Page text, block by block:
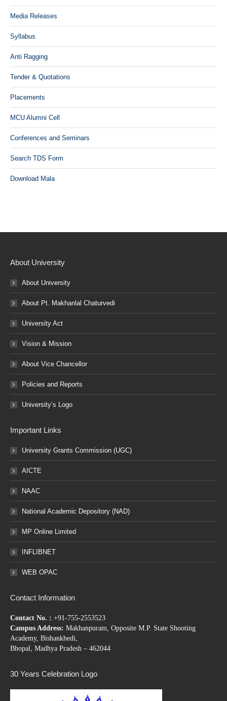
Media Releases
Syllabus
Anti Ragging
Tender & Quotations
Placements
MCU Alumni Cell
Conferences and Seminars
Search TDS Form
Download Mala
About University
About University
About Pt. Makhanlal Chaturvedi
University Act
Vision & Mission
About Vice Chancellor
Policies and Reports
University’s Logo
Important Links
University Grants Commission (UGC)
AICTE
NAAC
National Academic Depository (NAD)
MP Online Limited
INFLIBNET
WEB OPAC
Contact Information
Contact No. : +91-755-2553523
Campus Address: Makhanpuram, Opposite M.P. State Shooting
Academy, Bishankhedi,
Bhopal, Madhya Pradesh – 462044
30 Years Celebration Logo